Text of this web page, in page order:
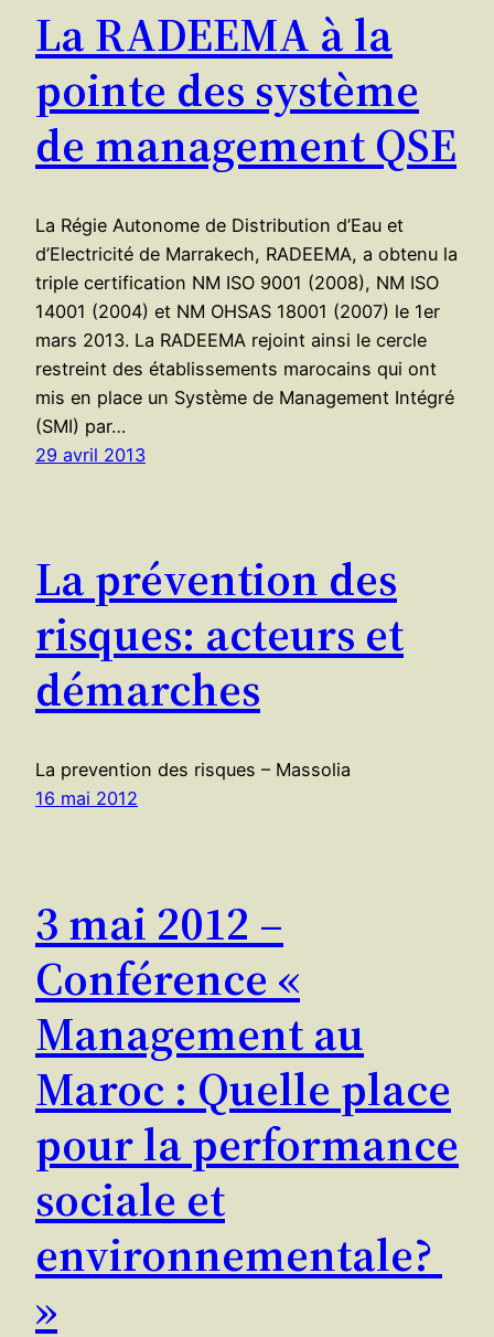
La RADEEMA à la
pointe des système
de management QSE
La Régie Autonome de Distribution d’Eau et
d’Electricité de Marrakech, RADEEMA, a obtenu la
triple certification NM ISO 9001 (2008), NM ISO
14001 (2004) et NM OHSAS 18001 (2007) le 1er
mars 2013. La RADEEMA rejoint ainsi le cercle
restreint des établissements marocains qui ont
mis en place un Système de Management Intégré
(SMI) par…
29 avril 2013
La prévention des
risques: acteurs et
démarches
La prevention des risques – Massolia
16 mai 2012
3 mai 2012 –
Conférence «
Management au
Maroc : Quelle place
pour la performance
sociale et
environnementale?
»